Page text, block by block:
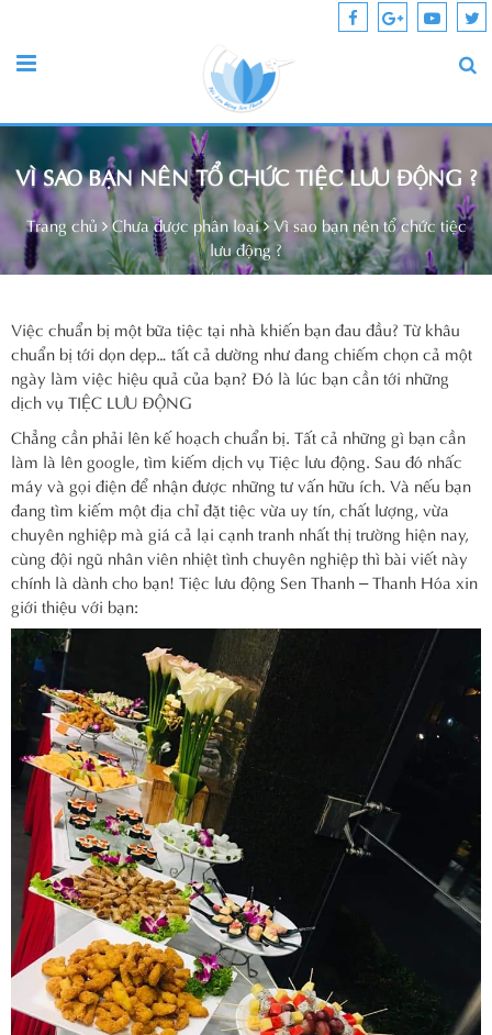
VÌ SAO BẠN NÊN TỔ CHỨC TIỆC LƯU ĐỘNG ?
Trang chủ Chưa được phân loại
Vì sao bạn nên tổ chức tiệc
lưu động ?
Việc chuẩn bị một bữa tiệc tại nhà khiến bạn đau đầu? Từ khâu
chuẩn bị tới dọn dẹp… tất cả dường như đang chiếm chọn cả một
ngày làm việc hiệu quả của bạn? Đó là lúc bạn cần tới những
dịch vụ TIỆC LƯU ĐỘNG
Chẳng cần phải lên kế hoạch chuẩn bị. Tất cả những gì bạn cần
làm là lên google, tìm kiếm dịch vụ Tiệc lưu động. Sau đó nhấc
máy và gọi điện để nhận được những tư vấn hữu ích. Và nếu bạn
đang tìm kiếm một địa chỉ đặt tiệc vừa uy tín, chất lượng, vừa
chuyên nghiệp mà giá cả lại cạnh tranh nhất thị trường hiện nay,
cùng đội ngũ nhân viên nhiệt tình chuyên nghiệp thì bài viết này
chính là dành cho bạn! Tiệc lưu động Sen Thanh – Thanh Hóa xin
giới thiệu với bạn: